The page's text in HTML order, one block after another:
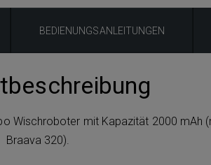
BEDIENUNGSANLEITUNGEN
Wischroboter mit Kapazität 2000 mAh
Braava 320).